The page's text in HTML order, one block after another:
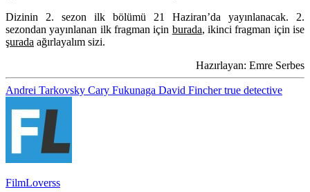
Dizinin 2. sezon ilk bölümü 21 Haziran’da yayınlanacak. 2.
sezondan yayınlanan ilk fragman için burada, ikinci fragman için ise
şurada ağırlayalım sizi.
Hazırlayan: Emre Serbes
Andrei Tarkovsky Cary Fukunaga David Finchertrue detective
FilmLoverss